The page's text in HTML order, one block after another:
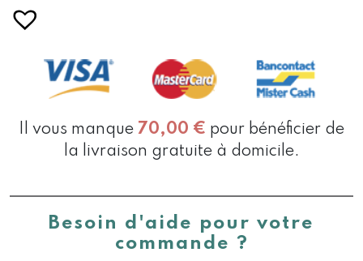
Il vous manque 70,00 € pour bénéficier de
la livraison gratuite à domicile.
Besoin d'aide pour votre
commande ?